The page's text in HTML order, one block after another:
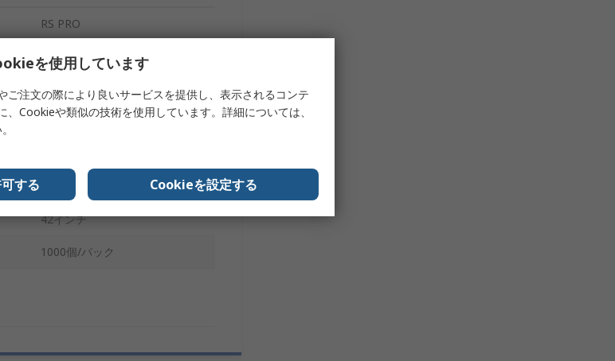
RS PRO
白
使い捨てエプロン
ユニセックス
42インチ
1000個/パック
を使用しています
ご注文の際により良いサービスを提供し、表示されるコンテ
、Cookieや類似の技術を使用しています。詳細については、
する Cookieを設定する